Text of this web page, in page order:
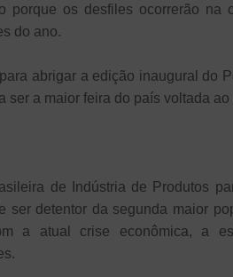
porque os desfiles ocorrerão
do ano.
abrigar a edição inaugural do
ser a maior feira do país voltada
de Indústria de Produtos
ser detentor da segunda maior
a atual crise econômica, a